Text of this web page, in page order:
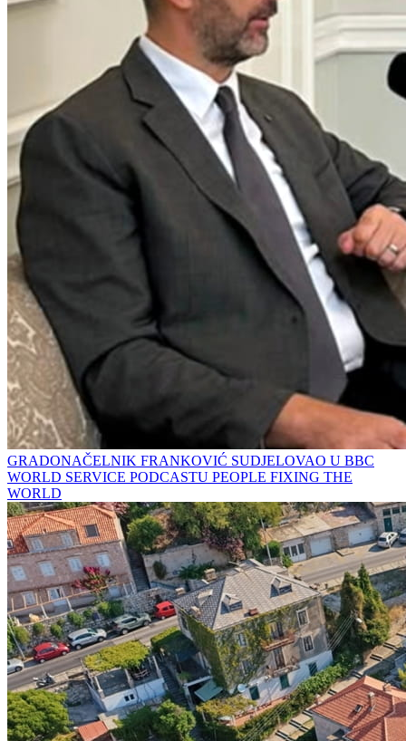
GRADONAČELNIK FRANKOVIĆ SUDJELOVAO U BBC
WORLD SERVICE PODCASTU PEOPLE FIXING THE
WORLD